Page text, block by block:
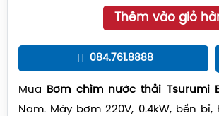
Thêm vào giỏ
084.761.8888
Mua Bơm chìm nước thải Tsurumi B
Nam. Máy bơm 220V, 0.4kW, bền